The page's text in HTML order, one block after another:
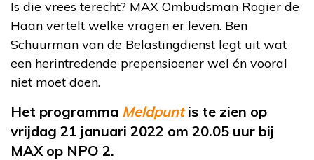
Is die vrees terecht? MAX Ombudsman Rogier de
Haan vertelt welke vragen er leven. Ben
Schuurman van de Belastingdienst legt uit wat
een herintredende prepensioener wel én vooral
niet moet doen.
Het programma Meldpunt is te zien op
vrijdag 21 januari 2022 om 20.05 uur bij
MAX op NPO 2.